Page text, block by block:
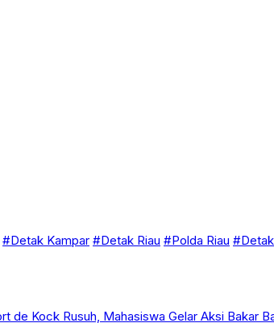
#Detak Kampar #Detak Riau #Polda Riau